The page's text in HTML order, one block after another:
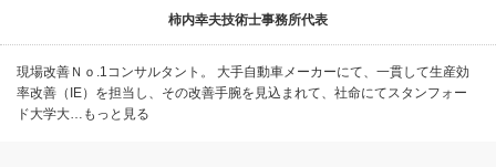
柿内幸夫技術士事務所代表
現場改善Ｎｏ.1コンサルタント。 大手自動車メーカーにて、一貫して生産効
率改善（IE）を担当し、その改善手腕を見込まれて、社命にてスタンフォー
ド大学大…もっと見る